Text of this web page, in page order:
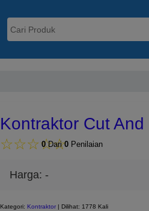
Kontraktor Cut And
☆☆☆☆☆
★★★★★
0Dari0 Penilaian
Harga: -
Kategori: Kontraktor| Dilihat: 1778 Kali